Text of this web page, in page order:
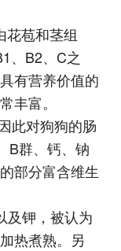
花苞和茎组
、B2、C之
有营养价值的
丰富。
此对狗狗的肠
B群、钙、钠
部分富含维生
及钾，被认为
热煮熟。另